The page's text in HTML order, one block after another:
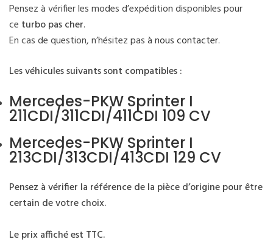
Pensez à vérifier les modes d’expédition disponibles pour
ce turbo pas cher.
En cas de question, n’hésitez pas ànous contacter.
Les véhicules suivants sont compatibles :
Mercedes-PKW Sprinter I
211CDI/311CDI/411CDI 109 CV
Mercedes-PKW Sprinter I
213CDI/313CDI/413CDI 129 CV
Pensez à vérifier la référence de la pièce d’origine pour être
certain de votre choix.
Le prix affiché est TTC.